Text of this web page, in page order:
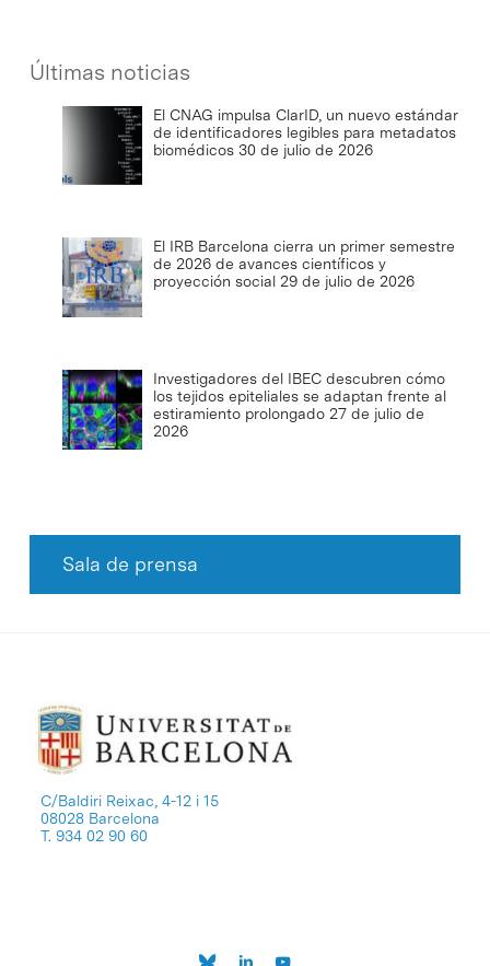
Últimas noticias
El CNAG impulsa ClarID, un nuevo estándar
de identificadores legibles para metadatos
biomédicos 30 de julio de 2026
El IRB Barcelona cierra un primer semestre
de 2026 de avances científicos y
proyección social 29 de julio de 2026
Investigadores del IBEC descubren cómo
los tejidos epiteliales se adaptan frente al
estiramiento prolongado 27 de julio de
2026
Sala de prensa
C/Baldiri Reixac, 4-12 i 15
08028 Barcelona
T. 934 02 90 60